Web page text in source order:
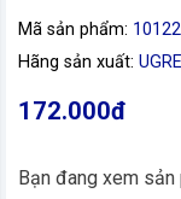
Mã sản phẩm: 10122
Hãng sản xuất:
172.000đ
Bạn đang xem sản